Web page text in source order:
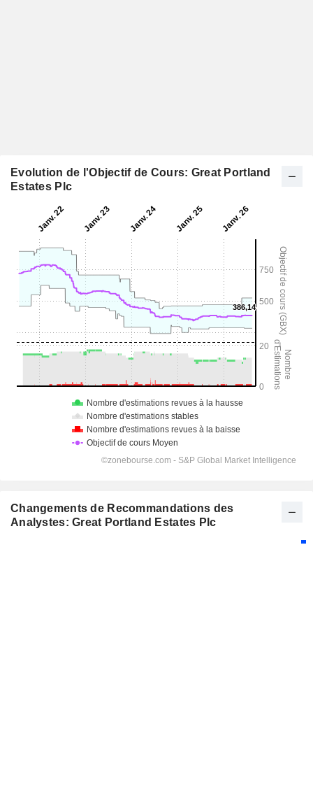
Evolution de l'Objectif de Cours: Great Portland
Estates Plc
Changements de Recommandations des
Analystes: Great Portland Estates Plc